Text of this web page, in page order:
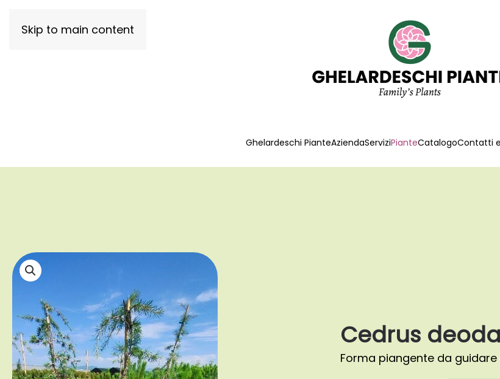
Skip to main content
Ghelardeschi PianteAziendaServiziPianteCatalogoContatti
Cedrus
Forma piangente da